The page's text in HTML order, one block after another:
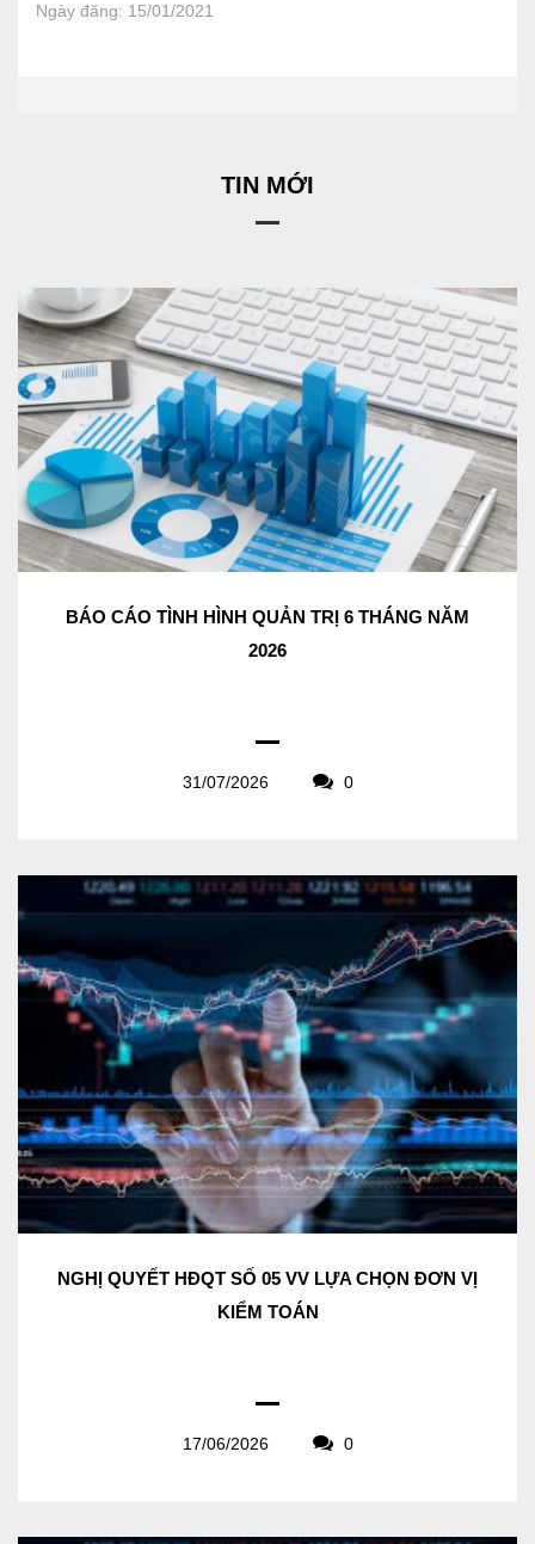
Ván ép
Sự kiện đang diễn ra
Ngày đăng: 15/01/2021
TIN MỚI
BÁO CÁO TÌNH HÌNH QUẢN TRỊ 6 THÁNG NĂM
2026
31/07/2026 0
NGHỊ QUYẾT HĐQT SỐ 05 VV LỰA CHỌN ĐƠN VỊ
KIỂM TOÁN
17/06/2026 0